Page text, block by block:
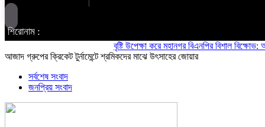
শিরোনাম :
বৃষ্টি উপেক্ষা করে মহানগর বিএনপির বিশাল বিক্ষোভ:
আজাদ গ্রুপের ক্রিকেট টুর্নামেন্টে শ্রমিকদের মাঝে উৎসাহের জোয়ার
সর্বশেষ সংবাদ
জনপ্রিয় সংবাদ